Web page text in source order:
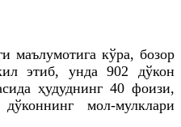
маълумотига кўра, бозор
этиб, унда 902 дўкон
ҳудуднинг 40 фоизи,
мол-мулклари